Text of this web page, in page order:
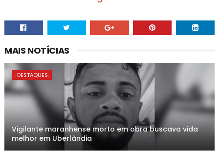
tsAp
p
MAIS NOTÍCIAS
. DESTAQUES.
Vigilante maranhense morto em obra buscava vida
melhor em Uberlândia